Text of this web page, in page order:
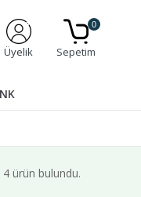
Üyelik Sepetim
0
4 ürün bulundu.